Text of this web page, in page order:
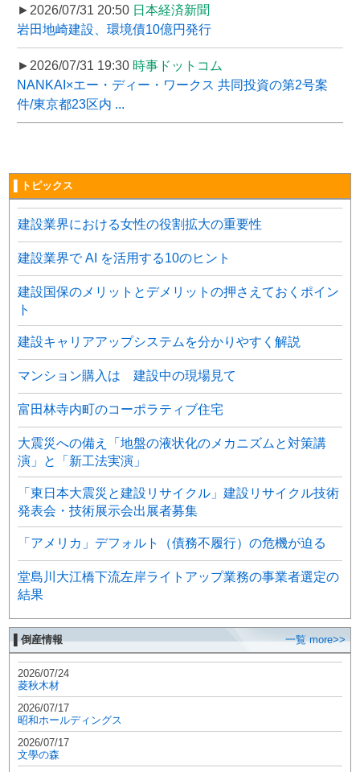
►2026/07/31 20:50 日本経済新聞
岩田地崎建設、環境債10億円発行
►2026/07/31 19:30 時事ドットコム
NANKAI×エー・ディー・ワークス 共同投資の第2号案
件/東京都23区内 ...
▌トピックス
建設業界における女性の役割拡大の重要性
建設業界で AI を活用する10のヒント
建設国保のメリットとデメリットの押さえておくポイン
ト
建設キャリアアップシステムを分かりやすく解説
マンション購入は 建設中の現場見て
富田林寺内町のコーポラティブ住宅
大震災への備え「地盤の液状化のメカニズムと対策講
演」と「新工法実演」
「東日本大震災と建設リサイクル」建設リサイクル技術
発表会・技術展示会出展者募集
「アメリカ」デフォルト（債務不履行）の危機が迫る
堂島川大江橋下流左岸ライトアップ業務の事業者選定の
結果
▌倒産情報 一覧 more>>
2026/07/24
菱秋木材
2026/07/17
昭和ホールディングス
2026/07/17
文學の森